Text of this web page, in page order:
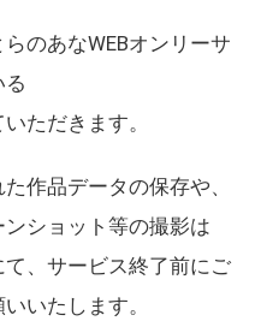
のあなWEBオンリーサ
ただきます。
作品データの保存や、
ショット等の撮影は
、サービス終了前にご
いたします。